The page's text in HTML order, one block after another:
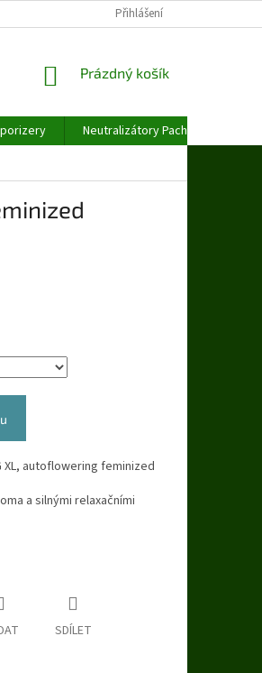
Přihlášení
NÁKUPNÍ
Prázdný košík
Neutralizátory Pachu
XL, autoflowering feminized
a silnými relaxačními
SDÍLET